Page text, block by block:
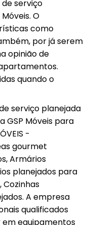
serviço
O
como
por já serem
opinião de
quando o
serviço planejada
GSP Móveis para
-
gourmet
Armários
planejados para
Cozinhas
A empresa
qualificados
em equipamentos